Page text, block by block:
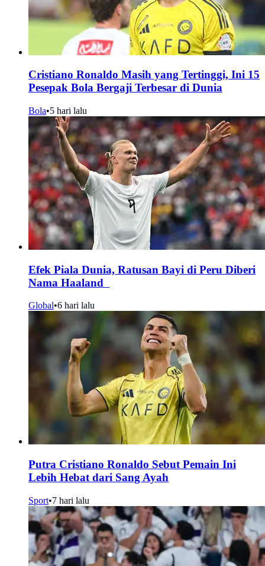
Cristiano Ronaldo Masih yang Tertinggi, Ini 15
Pesepak Bola Bergaji Terbesar di Dunia
Bola•5 hari lalu
Efek Piala Dunia, Ratusan Bayi di Peru Diberi
Nama Haaland
Global•6 hari lalu
Putra Cristiano Ronaldo Sebut Pemain Ini
Lebih Hebat dari Sang Ayah
Sport•7 hari lalu